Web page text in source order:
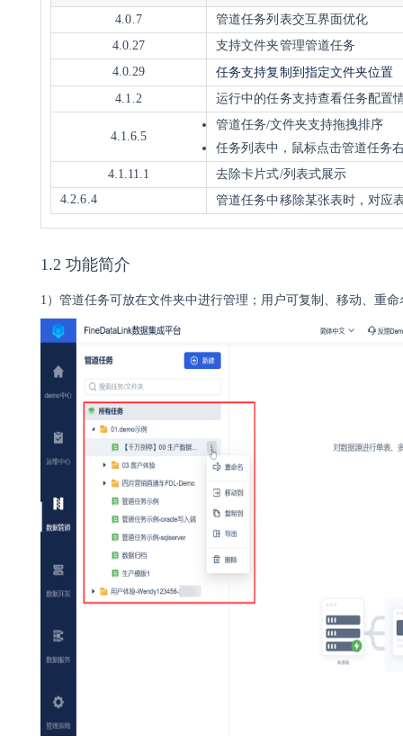
4.0.7 管道任务列表交互界面优化
4.0.27
支持文件夹管理管道任务
4.0.29
任务支持复制到指定文件夹位置
4.1.2 运行中的任务支持查看任务配置
4.1.6.5
管道任务/文件夹支持拖拽排序
任务列表中，鼠标点击管道任务
4.1.11.1
去除卡片式/列表式展示
4.2.6.4
管道任务中移除某张表时，对应
1.2 功能简介
1）管道任务可放在文件夹中进行管理；用户可复制、移动、重